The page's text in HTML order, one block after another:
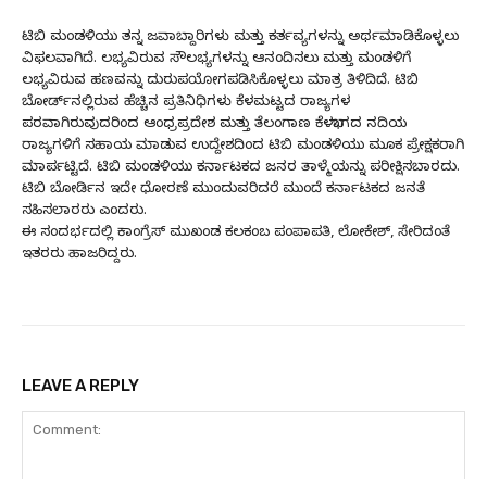
ಟಿಬಿ ಮಂಡಳಿಯು ತನ್ನ ಜವಾಬ್ದಾರಿಗಳು ಮತ್ತು ಕರ್ತವ್ಯಗಳನ್ನು ಅರ್ಥಮಾಡಿಕೊಳ್ಳಲು
ವಿಫಲವಾಗಿದೆ. ಲಭ್ಯವಿರುವ ಸೌಲಭ್ಯಗಳನ್ನು ಆನಂದಿಸಲು ಮತ್ತು ಮಂಡಳಿಗೆ
ಲಭ್ಯವಿರುವ ಹಣವನ್ನು ದುರುಪಯೋಗಪಡಿಸಿಕೊಳ್ಳಲು ಮಾತ್ರ ತಿಳಿದಿದೆ. ಟಿಬಿ
ಬೋರ್ಡ್‌ನಲ್ಲಿರುವ ಹೆಚ್ಚಿನ ಪ್ರತಿನಿಧಿಗಳು ಕೆಳಮಟ್ಟದ ರಾಜ್ಯಗಳ
ಪರವಾಗಿರುವುದರಿಂದ ಆಂಧ್ರಪ್ರದೇಶ ಮತ್ತು ತೆಲಂಗಾಣ ಕೆಳಭಾಗದ ನದಿಯ
ರಾಜ್ಯಗಳಿಗೆ ಸಹಾಯ ಮಾಡುವ ಉದ್ದೇಶದಿಂದ ಟಿಬಿ ಮಂಡಳಿಯು ಮೂಕ ಪ್ರೇಕ್ಷಕರಾಗಿ
ಮಾರ್ಪಟ್ಟಿದೆ. ಟಿಬಿ ಮಂಡಳಿಯು ಕರ್ನಾಟಕದ ಜನರ ತಾಳ್ಮೆಯನ್ನು ಪರೀಕ್ಷಿಸಬಾರದು.
ಟಿಬಿ ಬೋರ್ಡಿನ ಇದೇ ಧೋರಣೆ ಮುಂದುವರಿದರೆ ಮುಂದೆ ಕರ್ನಾಟಕದ ಜನತೆ
ಸಹಿಸಲಾರರು ಎಂದರು.
ಈ ಸಂದರ್ಭದಲ್ಲಿ ಕಾಂಗ್ರೆಸ್ ಮುಖಂಡ ಕಲಕಂಬ ಪಂಪಾಪತಿ, ಲೋಕೇಶ್, ಸೇರಿದಂತೆ
ಇತರರು ಹಾಜರಿದ್ದರು.
LEAVE A REPLY